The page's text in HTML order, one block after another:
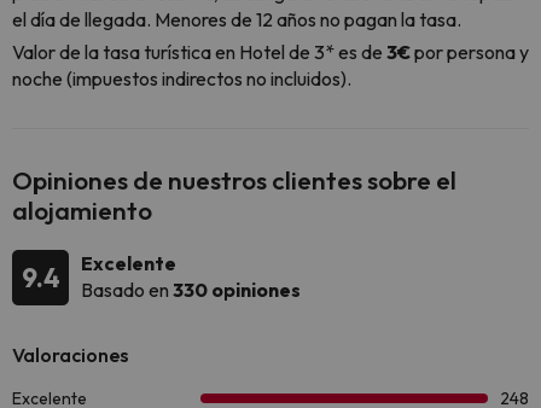
el día de llegada. Menores de 12 años no pagan la tasa.
Valor de la tasa turística en Hotel de 3* es de 3€por persona y
noche (impuestos indirectos no incluidos).
Opiniones de nuestros clientes sobre el
alojamiento
9.4
Excelente
Basado en 330 opiniones